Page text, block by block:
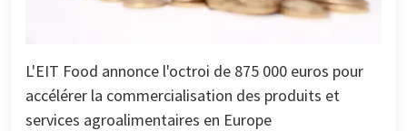
L'EIT Food annonce l'octroi de 875 000 euros pour
accélérer la commercialisation des produits et
services agroalimentaires en Europe